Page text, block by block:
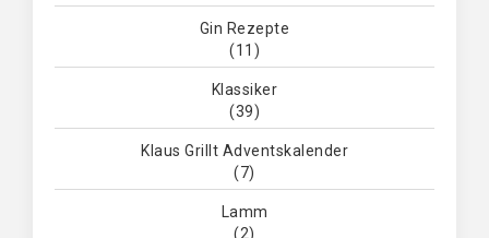
Gin Rezepte
(11)
Klassiker
(39)
Klaus Grillt Adventskalender
(7)
Lamm
(2)